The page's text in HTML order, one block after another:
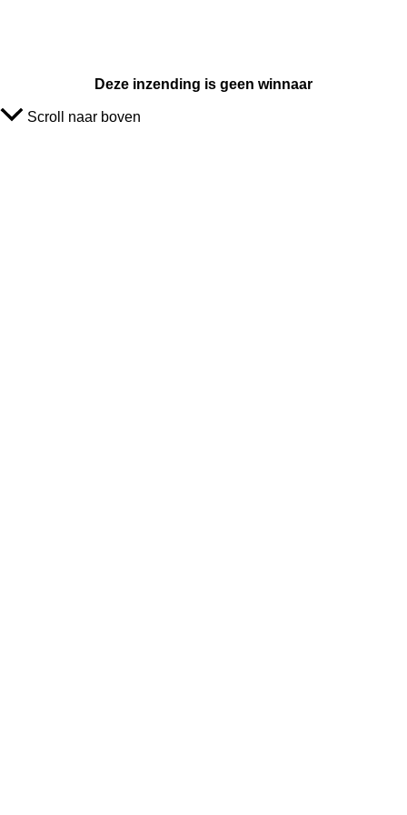
Deze inzending is geen winnaar
Scroll naar boven